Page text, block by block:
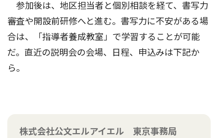
参加後は、地区担当者と個別相談を経て、書写力
審査や開設前研修へと進む。書写力に不安がある場
合は、「指導者養成教室」で学習することが可能
だ。直近の説明会の会場、日程、申込みは下記か
ら。
株式会社公文エルアイエル 東京事務局